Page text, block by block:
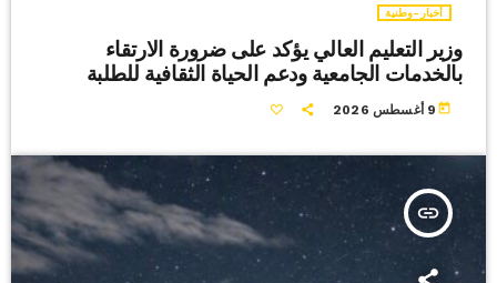
أخبار-وطنية
وزير التعليم العالي يؤكد على ضرورة الارتقاء
بالخدمات الجامعية ودعم الحياة الثقافية للطلبة
today 9 أغسطس 2026
insert_link